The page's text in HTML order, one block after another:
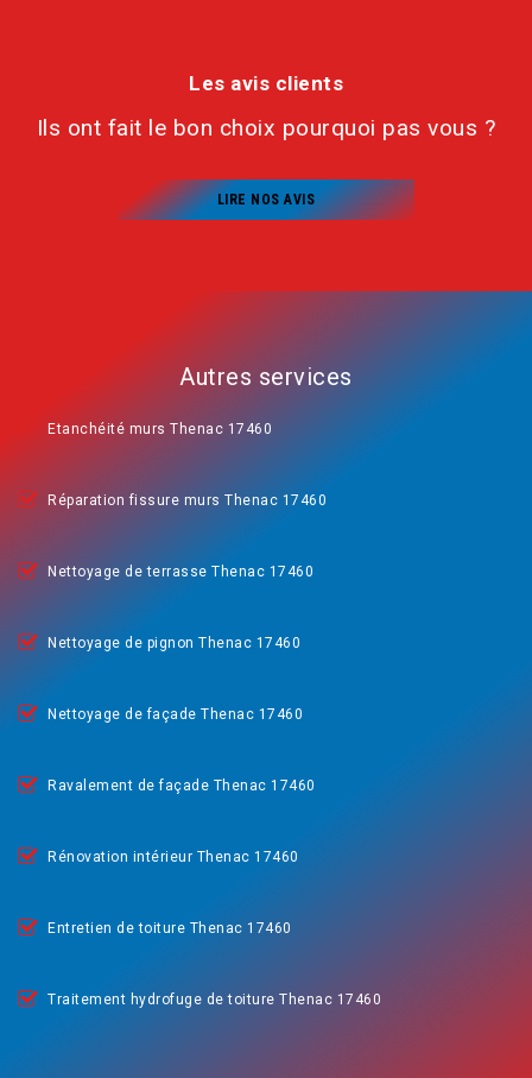
Les avis clients
Ils ont fait le bon choix pourquoi pas vous ?
LIRE NOS AVIS
Autres services
Etanchéité murs Thenac 17460
Réparation fissure murs Thenac 17460
Nettoyage de terrasse Thenac 17460
Nettoyage de pignon Thenac 17460
Nettoyage de façade Thenac 17460
Ravalement de façade Thenac 17460
Rénovation intérieur Thenac 17460
Entretien de toiture Thenac 17460
Traitement hydrofuge de toiture Thenac 17460